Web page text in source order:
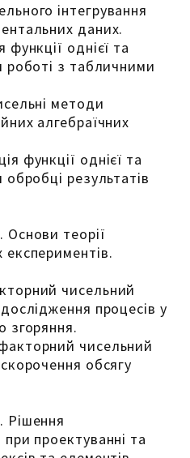
інтегрування
даних.
однієї та
роботі з табличними
методи
алгебраїчних
функції однієї та
результатів
теорії
чисельний
процесів у
згоряння.
чисельний
обсягу
Рішення
проектуванні та